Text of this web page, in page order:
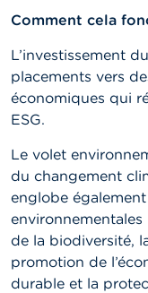
a
i
t
é
s
e
M
s
e
s
e
n
g
a
Comment cela
L’investissement
placements vers
économiques qui
ESG.
Le volet
du changement
englobe
de la biodiversité,
promotion de
durable et la